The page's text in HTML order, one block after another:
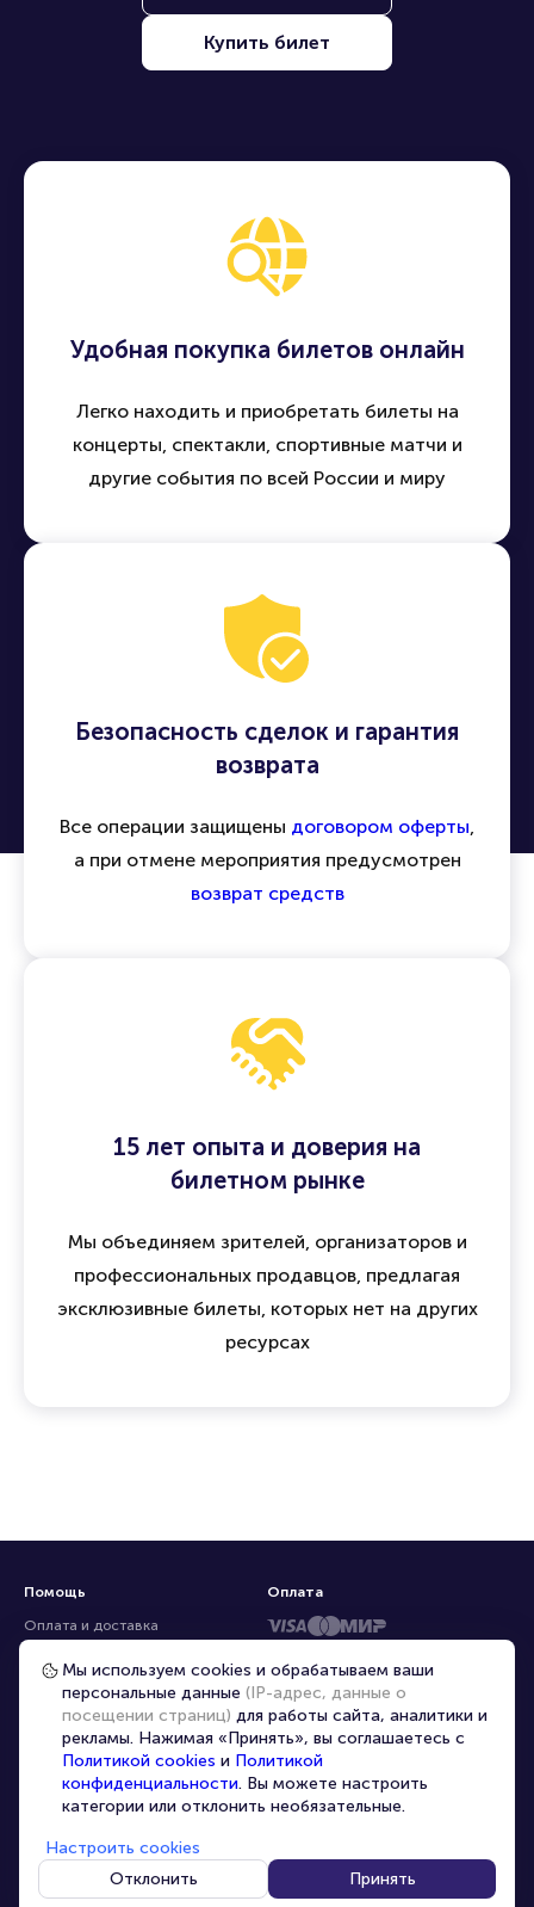
Купить билет
Удобная покупка билетов онлайн
Легко находить и приобретать билеты на
концерты, спектакли, спортивные матчи и
другие события по всей России и миру
Безопасность сделок и гарантия
возврата
Все операции защищены договором оферты,
а при отмене мероприятия предусмотрен
возврат средств
15 лет опыта и доверия на
билетном рынке
Мы объединяем зрителей, организаторов и
профессиональных продавцов, предлагая
эксклюзивные билеты, которых нет на других
ресурсах
Помощь
Оплата и доставка
Частые вопросы
Перепродажа билетов
Организаторам
Корпоративным клиентам
VIP-билеты
Персональные данные
О компании
8-800-500-42-62
8-499-226-15-14
Оплата
Мы используем cookies и обрабатываем ваши
персональные данные (IP-адрес, данные о
посещении страниц) для работы сайта, аналитики и
рекламы. Нажимая «Принять», вы соглашаетесь с
Политикой cookies и Политикой
конфиденциальности. Вы можете настроить
категории или отклонить необязательные.
Настроить cookies
Отклонить
Принять